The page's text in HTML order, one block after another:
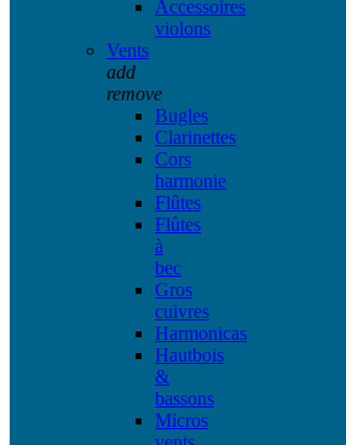
Accessoires
violons
Vents
add
remove
Bugles
Clarinettes
Cors
harmonie
Flûtes
Flûtes
à
bec
Gros
cuivres
Harmonicas
Hautbois
&
bassons
Micros